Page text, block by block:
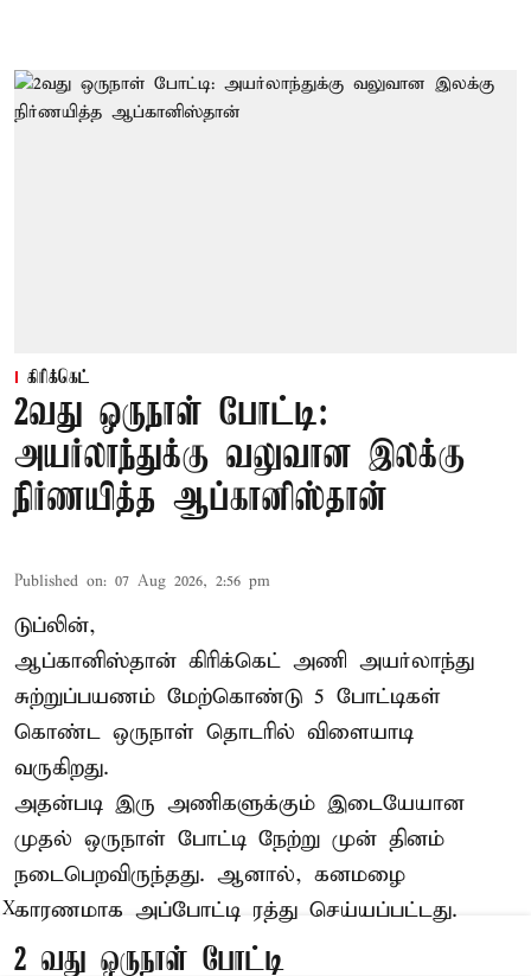
கிரிக்கெட்
2வது ஒருநாள் போட்டி:
அயர்லாந்துக்கு வலுவான இலக்கு
நிர்ணயித்த ஆப்கானிஸ்தான்
Published on: 07 Aug 2026, 2:56 pm
டுப்லின்,
ஆப்கானிஸ்தான் கிரிக்கெட் அணி அயர்லாந்து
சுற்றுப்பயணம் மேற்கொண்டு 5 போட்டிகள்
கொண்ட ஒருநாள் தொடரில் விளையாடி
வருகிறது.
அதன்படி இரு அணிகளுக்கும் இடையேயான
முதல் ஒருநாள் போட்டி நேற்று முன் தினம்
நடைபெறவிருந்தது. ஆனால், கனமழை
காரணமாக அப்போட்டி ரத்து செய்யப்பட்டது.
2 வது ஒருநாள் போட்டி
X